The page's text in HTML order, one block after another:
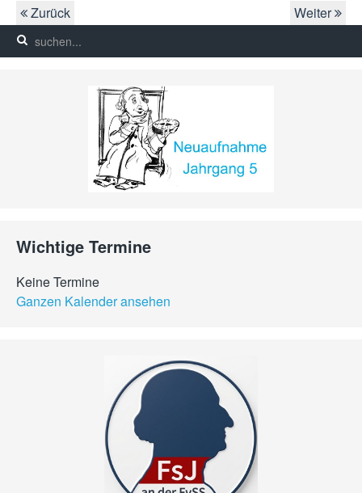
Zurück
Weiter
Wichtige Termine
Keine Termine
Ganzen Kalender ansehen